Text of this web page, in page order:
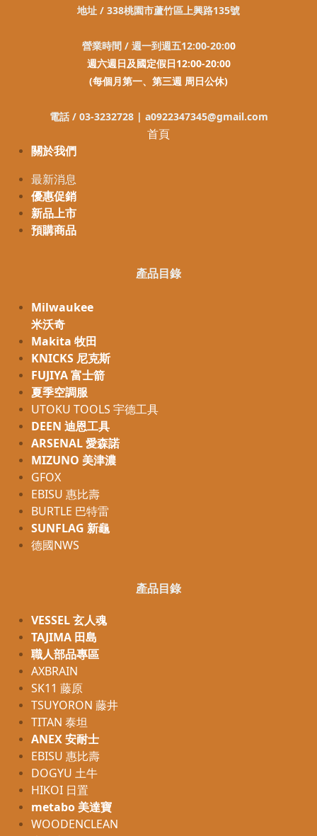
地址 / 338桃園市蘆竹區上興路135號
營業時間 / 週一到週五12:00-20:00
週六週日及國定假日12:00-20:00
(每個月第一、第三週 周日公休)
電話 / 03-3232728 | a0922347345@gmail.com
首頁
關於我們
最新消息
優惠促銷
新品上市
預購商品
產品目錄
Milwaukee
米沃奇
Makita 牧田
KNICKS 尼克斯
FUJIYA 富士箭
夏季空調服
UTOKU TOOLS 宇德工具
DEEN 迪恩工具
ARSENAL 愛森諾
MIZUNO 美津濃
GFOX
EBISU 惠比壽
BURTLE 巴特雷
SUNFLAG 新龜
德國NWS
產品目錄
VESSEL 玄人魂
TAJIMA 田島
職人部品專區
AXBRAIN
SK11 藤原
TSUYORON 藤井
TITAN 泰坦
ANEX 安耐士
EBISU 惠比壽
DOGYU 土牛
HIKOI 日置
metabo 美達寶
WOODENCLEAN